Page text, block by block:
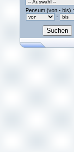
Pensum (von - bis) :
-